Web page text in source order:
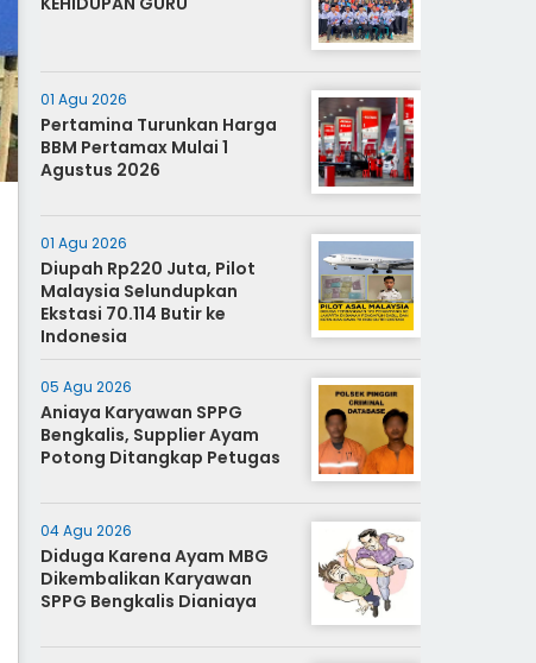
01 Agu 2026
Pertamina Turunkan Harga
BBM Pertamax Mulai 1
Agustus 2026
01 Agu 2026
Diupah Rp220 Juta, Pilot
Malaysia Selundupkan
Ekstasi 70.114 Butir ke
Indonesia
05 Agu 2026
Aniaya Karyawan SPPG
Bengkalis, Supplier Ayam
Potong Ditangkap Petugas
04 Agu 2026
Diduga Karena Ayam MBG
Dikembalikan Karyawan
SPPG Bengkalis Dianiaya